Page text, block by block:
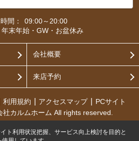
間：
09:00～20:00
年末年始・GW・お盆休み
会社概要
来店予約
利用規約 アクセスマップ
PCサイト
カルムホーム All rights reserved.
ト利用状況把握、サービス向上検討を目的と